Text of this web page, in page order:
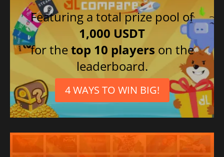
Tyska
Japanska
Ryska
Traditionell
kinesiska
Förenklad kinesiska
Featuring a total prize pool of
1,000 USDT
for thetop 10 players on the
leaderboard.
4 WAYS TO WIN BIG!